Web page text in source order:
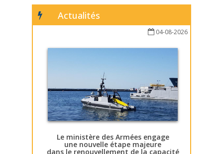
Actualités
04-08-2026
Le ministère des Armées engage
une nouvelle étape majeure
dans le renouvellement de la capacité